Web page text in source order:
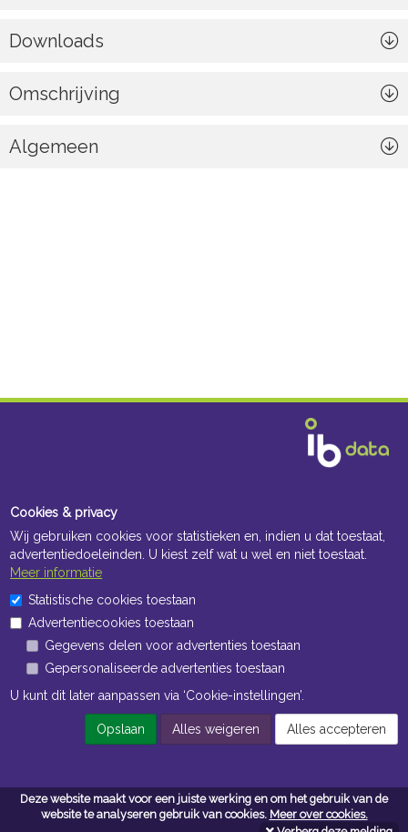
Deze website maakt voor een juiste werking en om het gebruik van de
website te analyseren gebruik van cookies. Meer over cookies.
Downloads
Omschrijving
Algemeen
Openingstijden Kantoor
ma t/m vr 8:30 uur tot 17:00 uur
Openingstijden Magazijn
ma t/m vr 7:00 uur tot 16:30 uur
Algemene voorwaarden
Cookies & privacy
Wij gebruiken cookies voor statistieken en, indien u dat toestaat,
advertentiedoeleinden. U kiest zelf wat u wel en niet toestaat.
Meer informatie
Statistische cookies toestaan
Advertentiecookies toestaan
Gegevens delen voor advertenties toestaan
Gepersonaliseerde advertenties toestaan
U kunt dit later aanpassen via ‘Cookie-instellingen’.
Opslaan Alles weigeren Alles accepteren